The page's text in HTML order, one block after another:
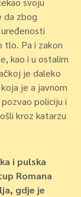
da zbog
tlo. Pa i zakon
kao i u ostalim
je daleko
je a javnom
policiju i
kroz katarzu
i pulska
Romana
gdje je